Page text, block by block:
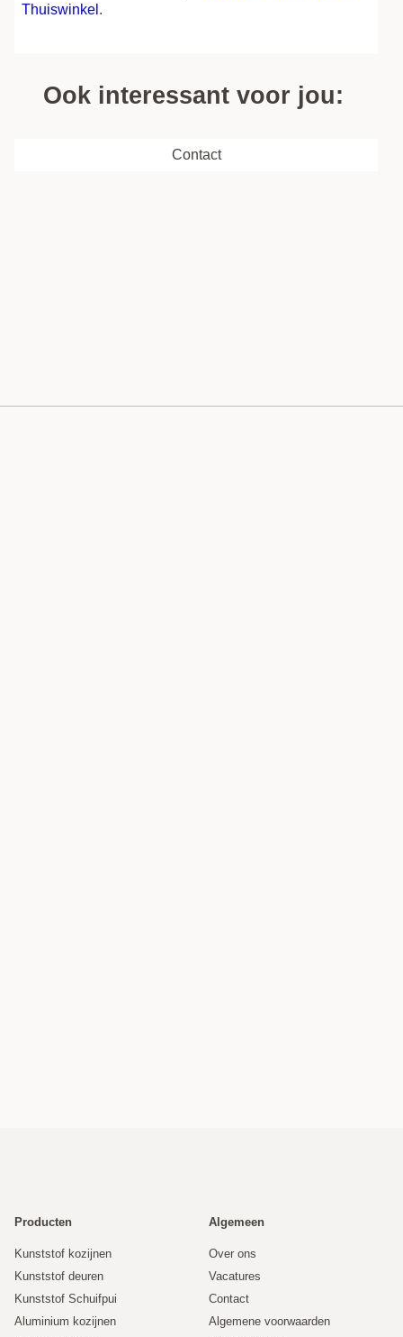
Thuiswinkel .
Ook interessant voor jou:
Contact
Producten
Kunststof kozijnen
Kunststof deuren
Kunststof Schuifpui
Aluminium kozijnen
Algemeen
Over ons
Vacatures
Contact
Algemene voorwaarden